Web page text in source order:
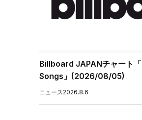
Billboard JAPANチャート
Songs」(2026/08/05)
ニュース2026.8.6